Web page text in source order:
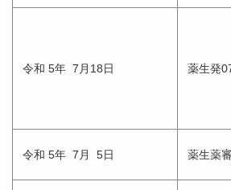
令和 5年 7月18日 薬生発
令和 5年 7月 5日 薬生薬